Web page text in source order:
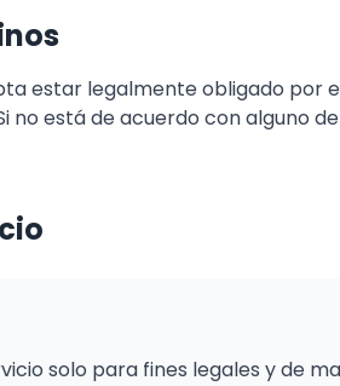
estar legalmente obligado por
no está de acuerdo con alguno
solo para fines legales y de